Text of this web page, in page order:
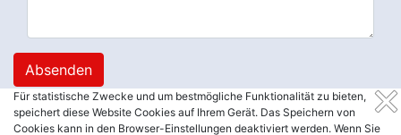
Absenden
Impressum Datenschutz Partnerlift
Für statistische Zwecke und um bestmögliche Funktionalität zu bieten,
speichert diese Website Cookies auf Ihrem Gerät. Das Speichern von
Cookies kann in den Browser-Einstellungen deaktiviert werden. Wenn Sie